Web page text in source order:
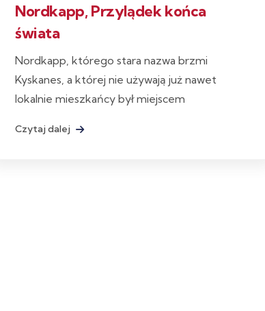
Nordkapp, Przylądek końca
świata
Nordkapp, którego stara nazwa brzmi
Kyskanes, a której nie używają już nawet
lokalnie mieszkańcy był miejscem
Czytaj dalej